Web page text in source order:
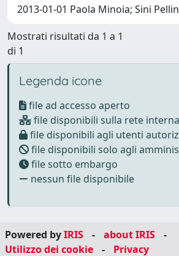
2013-01-01 Paola Minoia; Sini
Mostrati risultati da 1 a 1
di 1
Legenda icone
file ad accesso aperto
file disponibili sulla rete interna
file disponibili agli utenti
file disponibili solo agli
file sotto embargo
nessun file disponibile
Powered byIRIS - about IRIS
-
Utilizzo dei cookie
- Privacy